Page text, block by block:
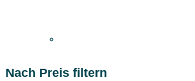
Nach Preis filtern